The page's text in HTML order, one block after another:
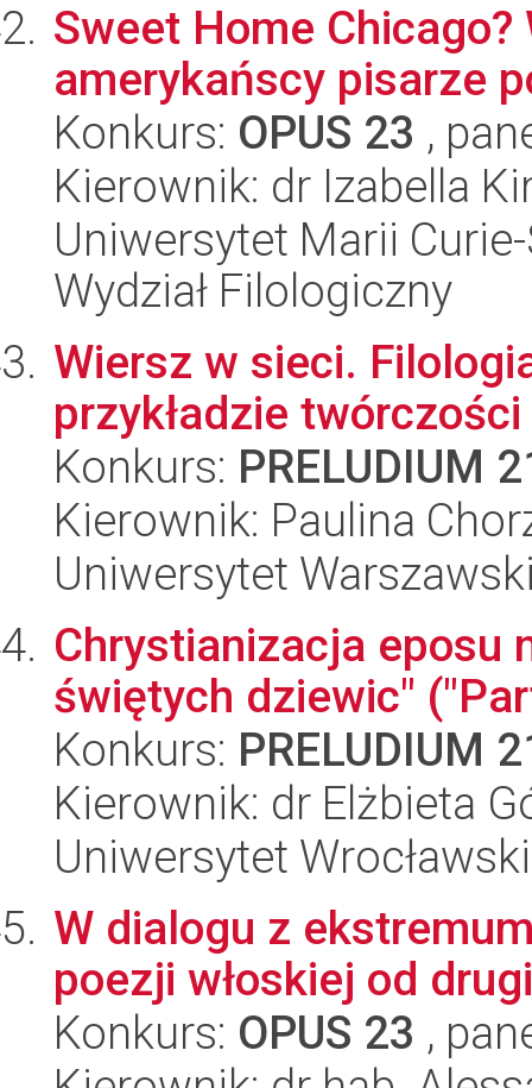
Sweet Home
amerykańscy pisarze
Konkurs: OPUS 23 ,
Kierownik: dr Izabella
Uniwersytet Marii
Wydział Filologiczny
Wiersz w sieci.
przykładzie
Konkurs: PRELUDIUM
Kierownik: Paulina
Uniwersytet
Chrystianizacja eposu
świętych dziewic"
Konkurs: PRELUDIUM
Kierownik: dr Elżbieta
Uniwersytet
W dialogu z
poezji włoskiej od
Konkurs: OPUS 23 ,